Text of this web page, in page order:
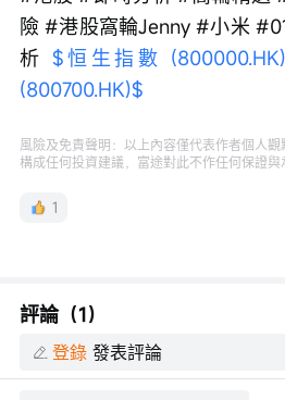
險 #港股窩輪Jenny #小米
析 $恒生指數
(800700.HK)$
風險及免責聲明：以上內容僅代表作者個人
構成任何投資建議，富途對此不作任何保證與
1
評論（1）
登錄 發表評論